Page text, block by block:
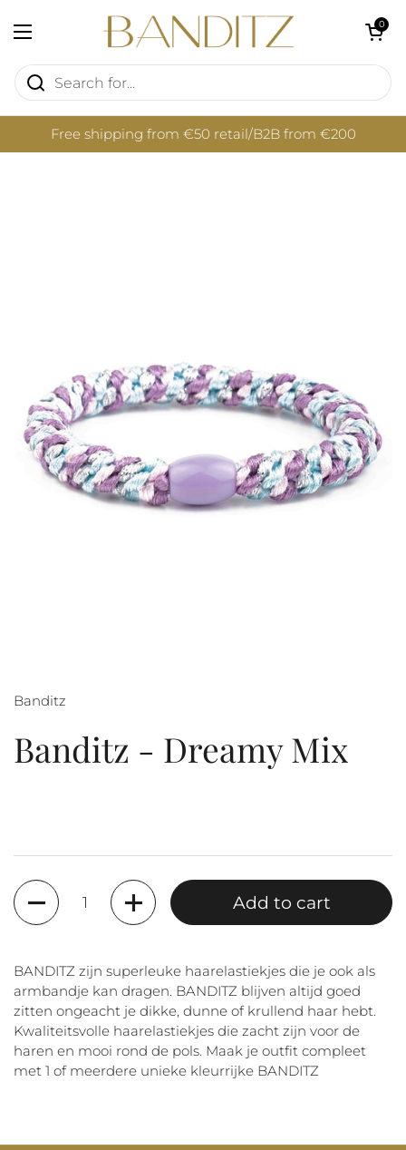
Open menu
Open cart
0
Free shipping from €50 retail/B2B from €200
Banditz
Banditz - Dreamy Mix
Quantity
Add to cart
BANDITZ zijn superleuke haarelastiekjes die je ook als
armbandje kan dragen. BANDITZ blijven altijd goed
zitten ongeacht je dikke, dunne of krullend haar hebt.
Kwaliteitsvolle haarelastiekjes die zacht zijn voor de
haren en mooi rond de pols. Maak je outfit compleet
met 1 of meerdere unieke kleurrijke BANDITZ